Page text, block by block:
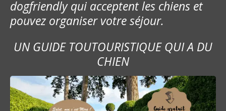
’
a
r
t
i
dogfriendly qui acceptent les chiens et
pouvez organiser votre séjour.
UN GUIDE TOUTOURISTIQUE QUI A DU
CHIEN